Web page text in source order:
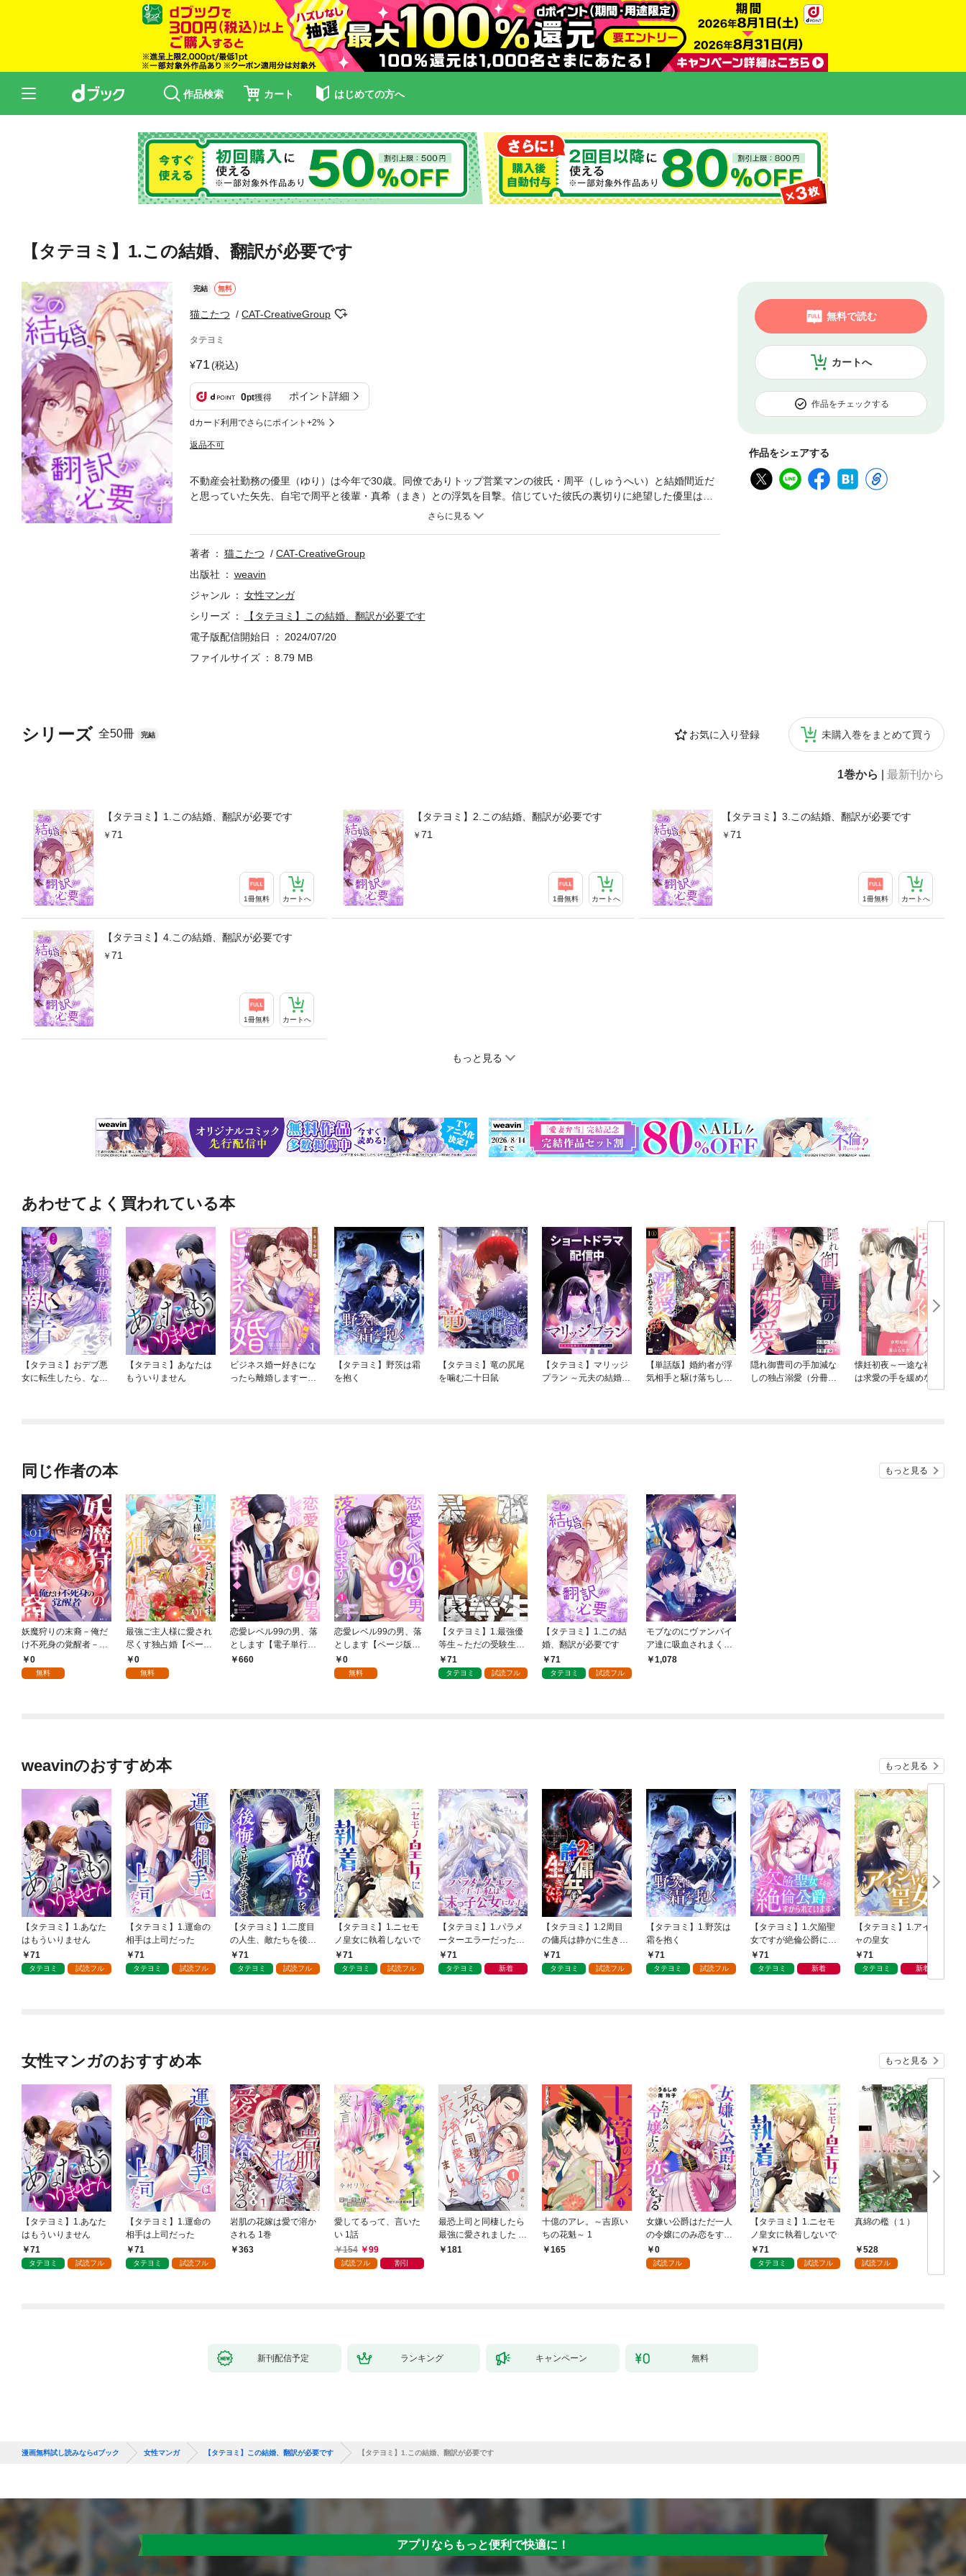
作品検索 カート はじめての方へ
【タテヨミ】1.この結婚、翻訳が必要です
完結 無料
猫こたつ CAT-CreativeGroup
タテヨミ
71(税込)
0pt獲得 ポイント詳細
dカード利用でさらにポイント+2%
返品不可
カートへ
無料で読む
作品をチェックする
作品をシェアする
シリーズ 全50冊 完結 お気に入り登録 未購入巻をまとめて買う
1巻から 最新刊から
【タテヨミ】1.この結婚、翻訳が必要です
71
1冊無料 カートへ
【タテヨミ】2.この結婚、翻訳が必要です
71
1冊無料 カートへ
【タテヨミ】3.この結婚、翻訳が必要です
71
1冊無料 カートへ
【タテヨミ】4.この結婚、翻訳が必要です
71
1冊無料 カートへ
もっと見る
不動産会社勤務の優里（ゆり）は今年で30歳。同僚でありトップ営業マンの彼氏・周平（しゅうへい）と結婚間近だ
と思っていた矢先、自宅で周平と後輩・真希（まき）との浮気を目撃。信じていた彼氏の裏切りに絶望した優里は、
最後の仕事…と思い物件の案内に向かうと、そこで謎の韓国人画家・シオンと出会う。ある理由で韓国に戻りたくな
真希が今度はシオンを狙ってきたりと心配が絶えない優里。そんな中でも共に困難を乗り越え、徐々に絆を深めてい
く優里とシオンだったがシオンが実は韓国の大財閥の御曹司であることが発覚して——。海を超えた契約結婚の結末
著者 猫こたつ
CAT-CreativeGroup
出版社
weavin
ジャンル
女性マンガ
シリーズ
【タテヨミ】この結婚、翻訳が必要です
電子版配信開始日
2024/07/20
ファイルサイズ
8.79 MB
あわせてよく買われている本
【タテヨミ】おデブ悪
女に転生したら、なぜ
【タテヨミ】あなたは
もういりません
ビジネス婚ー好きにな
ったら離婚しますー
【タテヨミ】野茨は霜
を抱く
【タテヨミ】竜の尻尾
を噛む二十日鼠
【タテヨミ】マリッジ
プラン ～元夫の結婚式
【単話版】婚約者が浮
気相手と駆け落ちしま
隠れ御曹司の手加減な
しの独占溺愛（分冊
懐妊初夜～一途な社長
は求愛の手を緩めない
同じ作者の本 もっと見る
妖魔狩りの末裔－俺だ
け不死身の覚醒者－
【ページ版】１
0
無料
最強ご主人様に愛され
尽くす独占婚【ページ
版】１
0
無料
恋愛レベル99の男、落
とします【電子単行本
版】１
660
恋愛レベル99の男、落
とします【ページ版】
１0
無料
【タテヨミ】1.最強優
等生～ただの受験生が
不良界のトップになっ
た件～
71
タテヨミ 試読フル
【タテヨミ】1.この結
婚、翻訳が必要です
71
タテヨミ 試読フル
モブなのにヴァンパイ
ア達に吸血されまくっ
てます １
1,078
weavinのおすすめ本 もっと見る
【タテヨミ】1.あなた
はもういりません
71
タテヨミ 試読フル
【タテヨミ】1.運命の
相手は上司だった
71
タテヨミ 試読フル
【タテヨミ】1.二度目
の人生、敵たちを後悔
させてみせます
71
タテヨミ 試読フル
【タテヨミ】1.ニセモ
ノ皇女に執着しないで
71
タテヨミ 試読フル
【タテヨミ】1.パラメ
ーターエラーだった私
は末っ子公女になった
71
タテヨミ 新着
【タテヨミ】1.2周目
の傭兵は静かに生きら
れない
71
タテヨミ 試読フル
【タテヨミ】1.野茨は
霜を抱く
71
タテヨミ 試読フル
【タテヨミ】1.欠陥聖
女ですが絶倫公爵にす
がられています
71
タテヨミ 新着
【タテヨミ】1.アイシ
ャの皇女
71
タテヨミ 新着
女性マンガのおすすめ本 もっと見る
【タテヨミ】1.あなた
はもういりません
71
タテヨミ 試読フル
【タテヨミ】1.運命の
相手は上司だった
71
タテヨミ 試読フル
岩肌の花嫁は愛で溶か
される 1巻
363
愛してるって、言いた
い 1話
154
99
試読フル 割引
最恐上司と同棲したら
最強に愛されました 1
巻181
十億のアレ。～吉原い
ちの花魁～ 1
165
女嫌い公爵はただ一人
の令嬢にのみ恋をする
（分冊版）第１話
0
試読フル
【タテヨミ】1.ニセモ
ノ皇女に執着しないで
71
タテヨミ 試読フル
真綿の檻（１）
528
試読フル
新刊配信予定 ランキング キャンペーン 無料
漫画無料試し読みならdブック 女性マンガ 【タテヨミ】この結婚、翻訳が必要です 【タテヨミ】1.この結婚、翻訳が必要です
アプリならもっと便利で快適に！